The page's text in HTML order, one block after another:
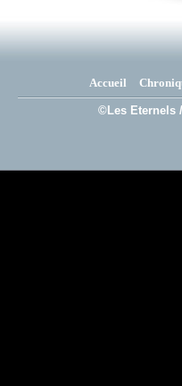
Accueil
©Les Eternels